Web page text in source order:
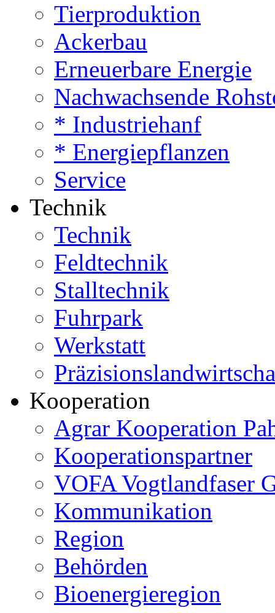
Tierproduktion
Ackerbau
Erneuerbare Energie
Nachwachsende
* Industriehanf
* Energiepflanzen
Service
Technik
Technik
Feldtechnik
Stalltechnik
Fuhrpark
Werkstatt
Kooperation
Agrar Kooperation
Kooperationspartner
VOFA Vogtlandfaser
Kommunikation
Region
Behörden
Bioenergieregion